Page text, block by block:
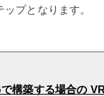
プとなります。
で構築する場合の